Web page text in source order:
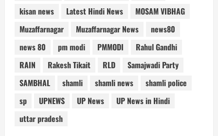
kisan news
Latest Hindi News
MOSAM VIBHAG
Muzaffarnagar
Muzaffarnagar News
news80
news 80
pm modi PMMODI
Rahul Gandhi
RAIN
Rakesh Tikait RLD
Samajwadi Party
SAMBHAL
shamli shamli news
shamli police
sp
UPNEWS UP News
UP News in Hindi
uttar pradesh